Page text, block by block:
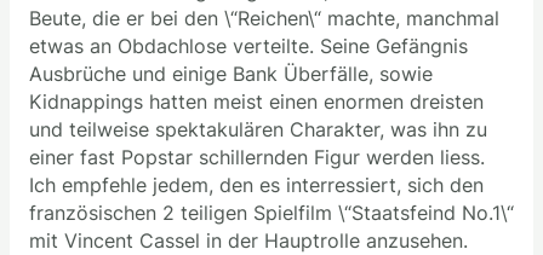
Beute, die er bei den \“Reichen\“ machte, manchmal
etwas an Obdachlose verteilte. Seine Gefängnis
Ausbrüche und einige Bank Überfälle, sowie
Kidnappings hatten meist einen enormen dreisten
und teilweise spektakulären Charakter, was ihn zu
einer fast Popstar schillernden Figur werden liess.
Ich empfehle jedem, den es interressiert, sich den
französischen 2 teiligen Spielfilm \“Staatsfeind No.1\“
mit Vincent Cassel in der Hauptrolle anzusehen.